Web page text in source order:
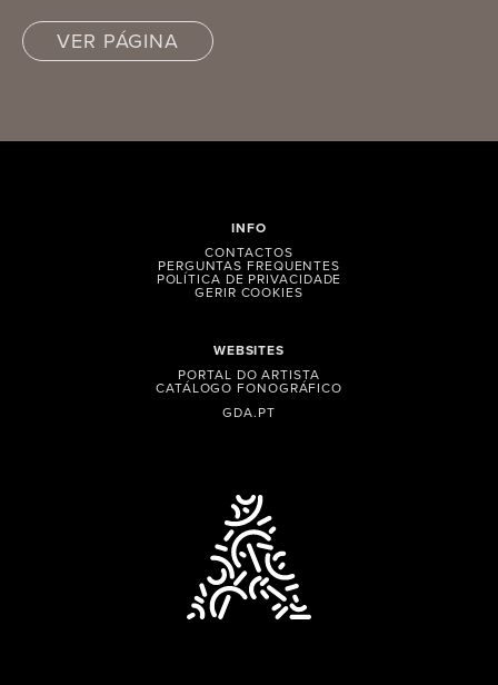
VER PÁGINA
WEBSITES
PORTAL DO ARTISTA
CATÁLOGO FONOGRÁFICO
GDA.PT
INFO
CONTACTOS
PERGUNTAS FREQUENTES
POLÍTICA DE PRIVACIDADE
GERIR COOKIES